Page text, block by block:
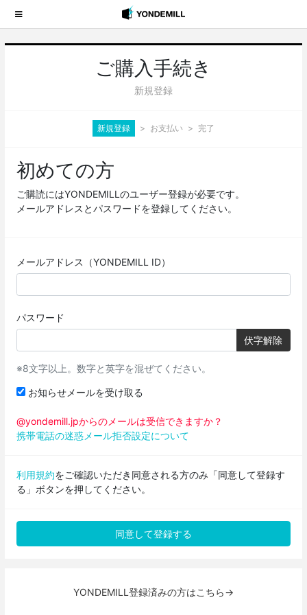
ご購入手続き
新規登録
新規登録 お支払い 完了
初めての方
ご購読にはYONDEMILLのユーザー登録が必要です。
メールアドレスとパスワードを登録してください。
メールアドレス（YONDEMILL ID）
パスワード
伏字解除
※8文字以上。数字と英字を混ぜてください。
お知らせメールを受け取る
@yondemill.jpからのメールは受信できますか？
携帯電話の迷惑メール拒否設定について
利用規約をご確認いただき同意される方のみ「同意して登録す
る」ボタンを押してください。
YONDEMILL登録済みの方はこちら→